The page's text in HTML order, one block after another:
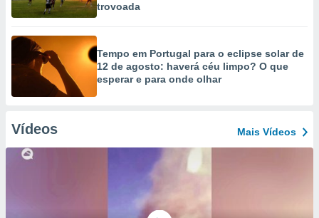
trovoada
Tempo em Portugal para o eclipse solar de
12 de agosto: haverá céu limpo? O que
esperar e para onde olhar
Vídeos Mais Vídeos